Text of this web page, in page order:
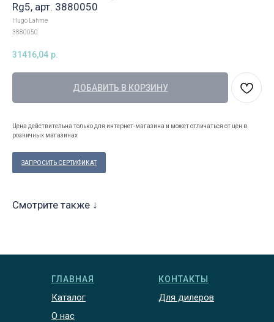
Rg5, арт. 3880050
Hugo Lahme
3880050
31416,04 р.
ДОБАВИТЬ В КОРЗИНУ
Цена действительна только для интернет-магазина и может отличаться от цен в
розничных магазинах
ЗАПРОСИТЬ СЕРТИФИКАТ
Смотрите также ↓
ГЛАВНАЯ
Каталог
О нас
КОНТАКТЫ
Для дилеров